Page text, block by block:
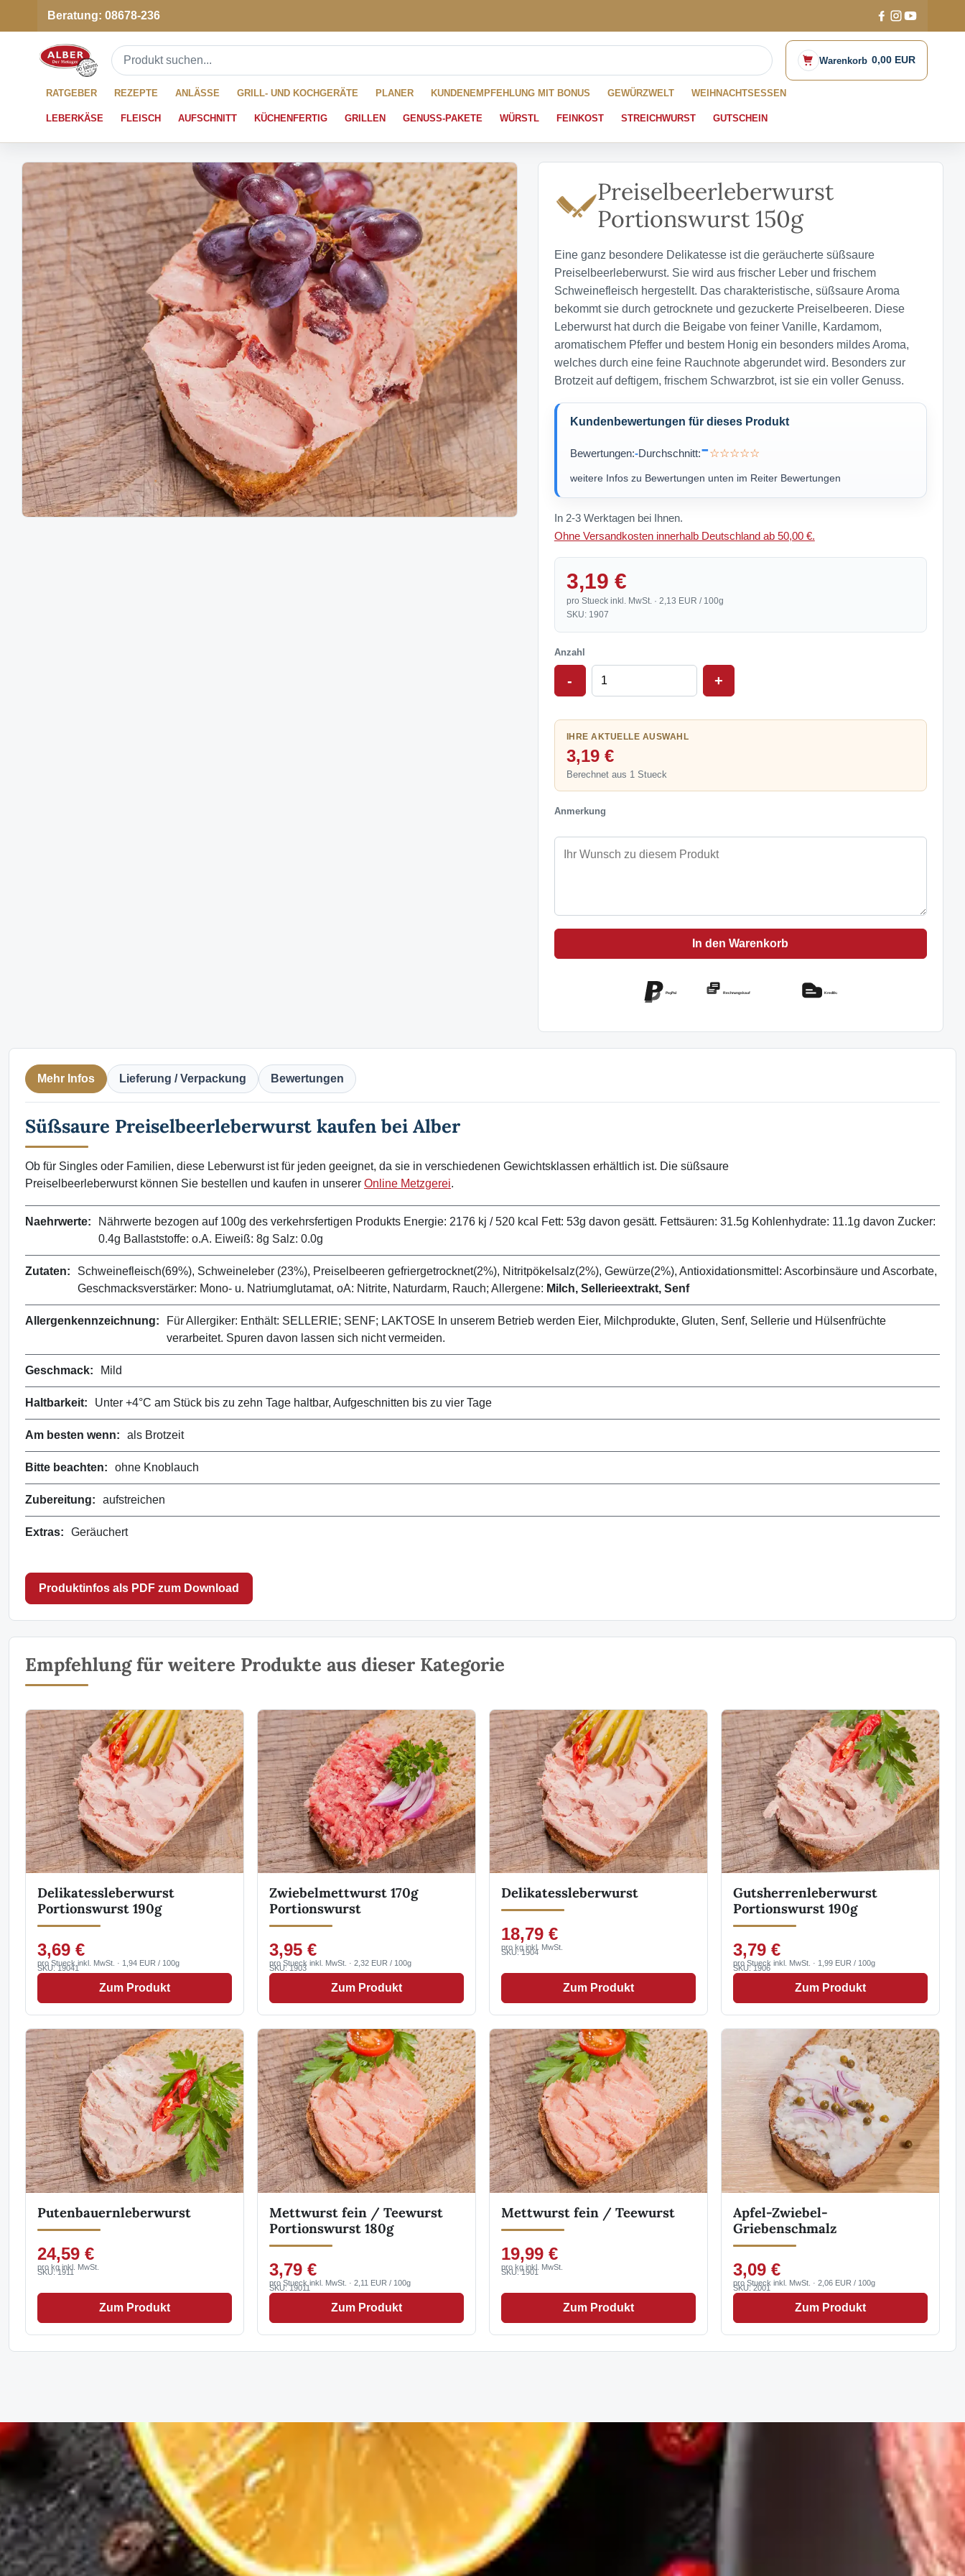
Beratung: 08678-236
Warenkorb 0,00 EUR
RATGEBER REZEPTE ANLÄSSE GRILL- UND KOCHGERÄTE PLANER KUNDENEMPFEHLUNG MIT BONUS GEWÜRZWELT WEIHNACHTSESSEN
LEBERKÄSE FLEISCH AUFSCHNITT KÜCHENFERTIG GRILLEN GENUSS-PAKETE WÜRSTL FEINKOST STREICHWURST GUTSCHEIN
Preiselbeerleberwurst
Portionswurst 150g
Eine ganz besondere Delikatesse ist die geräucherte süßsaure
Preiselbeerleberwurst. Sie wird aus frischer Leber und frischem
Schweinefleisch hergestellt. Das charakteristische, süßsaure Aroma
bekommt sie durch getrocknete und gezuckerte Preiselbeeren. Diese
Leberwurst hat durch die Beigabe von feiner Vanille, Kardamom,
aromatischem Pfeffer und bestem Honig ein besonders mildes Aroma,
welches durch eine feine Rauchnote abgerundet wird. Besonders zur
Brotzeit auf deftigem, frischem Schwarzbrot, ist sie ein voller Genuss.
Kundenbewertungen für dieses Produkt
Bewertungen:-Durchschnitt:-☆☆☆☆☆
weitere Infos zu Bewertungen unten im Reiter Bewertungen
In 2-3 Werktagen bei Ihnen.
Ohne Versandkosten innerhalb Deutschland ab 50,00 €.
3,19 €
pro Stueck inkl. MwSt. · 2,13 EUR / 100g
SKU: 1907
Anzahl
- +
IHRE AKTUELLE AUSWAHL
3,19 €
Berechnet aus 1 Stueck
Anmerkung
In den Warenkorb
PayPal Rechnungskauf Kreditkarte
Mehr Infos Lieferung / Verpackung Bewertungen
Süßsaure Preiselbeerleberwurst kaufen bei Alber
Ob für Singles oder Familien, diese Leberwurst ist für jeden geeignet, da sie in verschiedenen Gewichtsklassen erhältlich ist. Die süßsaure
Preiselbeerleberwurst können Sie bestellen und kaufen in unserer Online Metzgerei.
Naehrwerte:
Nährwerte bezogen auf 100g des verkehrsfertigen Produkts Energie: 2176 kj / 520 kcal Fett: 53g davon gesätt. Fettsäuren: 31.5g Kohlenhydrate: 11.1g davon Zucker:
0.4g Ballaststoffe: o.A. Eiweiß: 8g Salz: 0.0g
Zutaten:
Schweinefleisch(69%), Schweineleber (23%), Preiselbeeren gefriergetrocknet(2%), Nitritpökelsalz(2%), Gewürze(2%), Antioxidationsmittel: Ascorbinsäure und Ascorbate,
Geschmacksverstärker: Mono- u. Natriumglutamat, oA: Nitrite, Naturdarm, Rauch; Allergene: Milch, Sellerieextrakt, Senf
Allergenkennzeichnung:
Für Allergiker: Enthält: SELLERIE; SENF; LAKTOSE In unserem Betrieb werden Eier, Milchprodukte, Gluten, Senf, Sellerie und Hülsenfrüchte
verarbeitet. Spuren davon lassen sich nicht vermeiden.
Geschmack: Mild
Haltbarkeit: Unter +4°C am Stück bis zu zehn Tage haltbar, Aufgeschnitten bis zu vier Tage
Am besten wenn: als Brotzeit
Bitte beachten: ohne Knoblauch
Zubereitung: aufstreichen
Extras: Geräuchert
Produktinfos als PDF zum Download
Empfehlung für weitere Produkte aus dieser Kategorie
Delikatessleberwurst
Portionswurst 190g
3,69 €
pro Stueck inkl. MwSt. · 1,94 EUR / 100g
SKU: 19041
Zum Produkt
Zwiebelmettwurst 170g
Portionswurst
3,95 €
pro Stueck inkl. MwSt. · 2,32 EUR / 100g
SKU: 1903
Zum Produkt
Delikatessleberwurst
18,79 €
pro kg inkl. MwSt.
SKU: 1904
Zum Produkt
Gutsherrenleberwurst
Portionswurst 190g
3,79 €
pro Stueck inkl. MwSt. · 1,99 EUR / 100g
SKU: 1906
Zum Produkt
Putenbauernleberwurst
24,59 €
pro kg inkl. MwSt.
SKU: 1911
Zum Produkt
Mettwurst fein / Teewurst
Portionswurst 180g
3,79 €
pro Stueck inkl. MwSt. · 2,11 EUR / 100g
SKU: 19011
Zum Produkt
Mettwurst fein / Teewurst
19,99 €
pro kg inkl. MwSt.
SKU: 1901
Zum Produkt
Apfel-Zwiebel-
Griebenschmalz
3,09 €
pro Stueck inkl. MwSt. · 2,06 EUR / 100g
SKU: 2001
Zum Produkt